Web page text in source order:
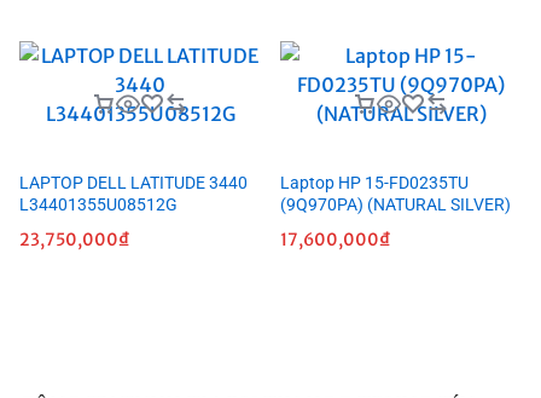
LAPTOP DELL LATITUDE 3440
L34401355U08512G
23,750,000₫
Laptop HP 15-FD0235TU
(9Q970PA) (NATURAL SILVER)
17,600,000₫